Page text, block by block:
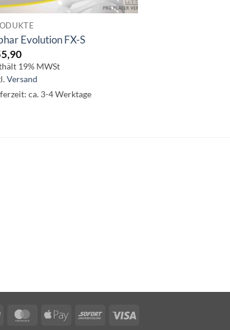
Evolution FX-S
19% MWSt
Versand
ca. 3-4 Werktage
PayPal MasterCard
Apple
Sofort